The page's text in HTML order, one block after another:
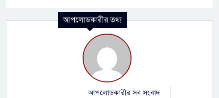
আপলোডকারীর তথ্য
আপলোডকারীর সব সংবাদ